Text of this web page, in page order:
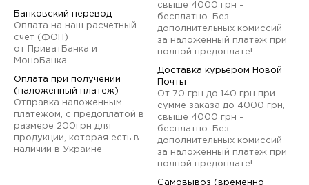
Банковский перевод
Оплата на наш расчетный
счет (ФОП)
от ПриватБанка и
МоноБанка
Оплата при получении
(наложенный платеж)
Отправка наложенным
платежом, с предоплатой в
размере 200грн для
продукции, которая есть в
наличии в Украине
свыше 4000 грн -
бесплатно. Без
дополнительных комиссий
за наложенный платеж при
полной предоплате!
Доставка курьером Новой
Почты
От 70 грн до 140 грн при
сумме заказа до 4000 грн,
свыше 4000 грн -
бесплатно. Без
дополнительных комиссий
за наложенный платеж при
полной предоплате!
Самовывоз (временно